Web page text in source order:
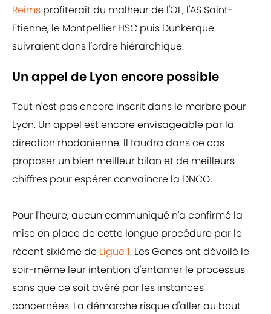
Reims profiterait du malheur de l'OL, l'AS Saint-
Etienne, le Montpellier HSC puis Dunkerque
suivraient dans l'ordre hiérarchique.
Un appel de Lyon encore possible
Tout n'est pas encore inscrit dans le marbre pour
Lyon. Un appel est encore envisageable par la
direction rhodanienne. Il faudra dans ce cas
proposer un bien meilleur bilan et de meilleurs
chiffres pour espérer convaincre la DNCG.
Pour l'heure, aucun communiqué n'a confirmé la
mise en place de cette longue procédure par le
récent sixième de Ligue 1. Les Gones ont dévoilé le
soir-même leur intention d'entamer le processus
sans que ce soit avéré par les instances
concernées. La démarche risque d'aller au bout